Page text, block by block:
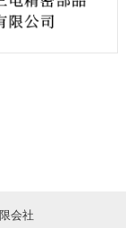
会社